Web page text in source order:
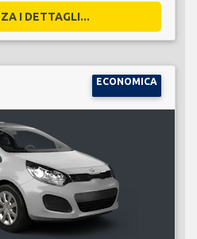
I DETTAGLI...
ECONOMICA